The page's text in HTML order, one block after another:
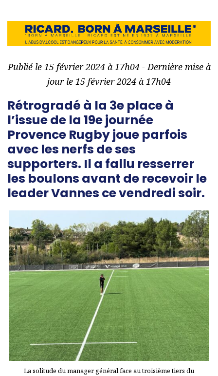
Publié le 15 février 2024 à 17h04 - Dernière mise à
jour le 15 février 2024 à 17h04
Rétrogradé à la 3e place à
l’issue de la 19e journée
Provence Rugby joue parfois
avec les nerfs de ses
supporters. Il a fallu resserrer
les boulons avant de recevoir le
leader Vannes ce vendredi soir.
La solitude du manager général face au troisième tiers du